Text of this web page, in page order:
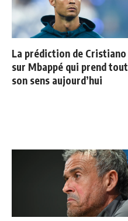
La prédiction de Cristiano
sur Mbappé qui prend tout
son sens aujourd’hui